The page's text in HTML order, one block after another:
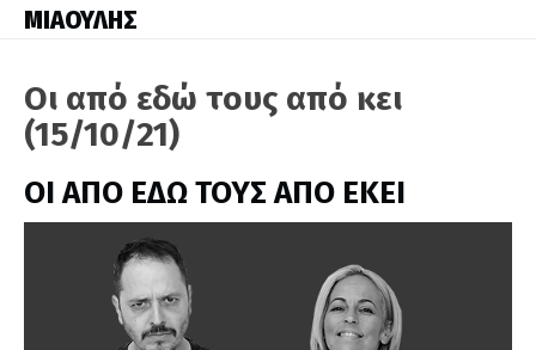
ΜΙΑΟΥΛΗΣ
Οι από εδώ τους από κει
(15/10/21)
ΟΙ ΑΠΟ ΕΔΩ ΤΟΥΣ ΑΠΟ ΕΚΕΙ